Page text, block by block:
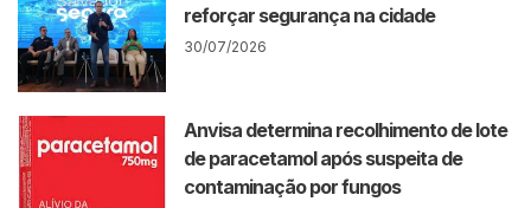
reforçar segurança na cidade
30/07/2026
Anvisa determina recolhimento de lote
de paracetamol após suspeita de
contaminação por fungos